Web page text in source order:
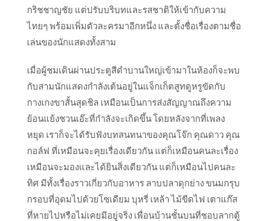
กริชชาญชัย แต่ปรับบริบทและรสชาติให้เข้ากับความ
ไทยๆ พร้อมเพิ่มตัวละครมาอีกหนึ่ง และตั้งชื่อเรื่องตามชื่อ
เล่นของนักแสดงทั้งสาม
เมื่อผู้ชมเดินผ่านประตูสีดำบานใหญ่เข้ามาในห้องก็จะพบ
กับสามนักแสดงกำลังเต้นอยู่ในแจ็กเก็ตสูทดูหรูขัดกับ
กางเกงขาสั้นสุดชิล เหมือนเป็นการส่งสัญญาณถึงความ
ย้อนแย้งชวนเอ๊ะที่กำลังจะเกิดขึ้น โดยหลังจากที่เพลง
หยุด เราก็จะได้รับฟังบทสนทนาของคุณโจ๊ก คุณดาว คุณ
กอล์ฟ ที่เหมือนจะคุยเรื่องเดียวกัน แต่ก็เหมือนคนละเรื่อง
เหมือนจะมองและได้ยินสิ่งเดียวกัน แต่ก็เหมือนไปคนละ
ทิศ มีทั้งเรื่องราวเกี่ยวกับอาหาร ลาบปลาดุกย่าง ขนมกรุบ
กรอบที่อุดมไปด้วยโซเดียม บุหรี่ เหล้า ไม้ขีดไฟ เตาแก๊ส
ที่หายไปหรือไม่เคยมีอยู่จริง เพื่อนบ้านชั้นบนที่ชอบลากตู้